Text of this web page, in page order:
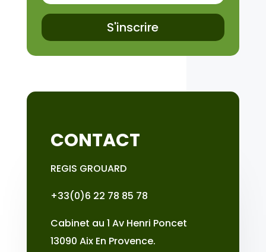
S'inscrire
CONTACT
REGIS GROUARD
+33(0)6 22 78 85 78
Cabinet au 1 Av Henri Poncet
13090 Aix En Provence.